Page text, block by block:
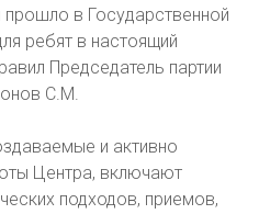
в Государственной
ребят в настоящий
Председатель партии
С.М.
и активно
Центра, включают
подходов, приемов,